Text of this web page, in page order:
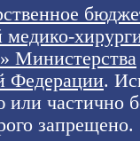
Министерства
Федерации.
или частично
запрещено.